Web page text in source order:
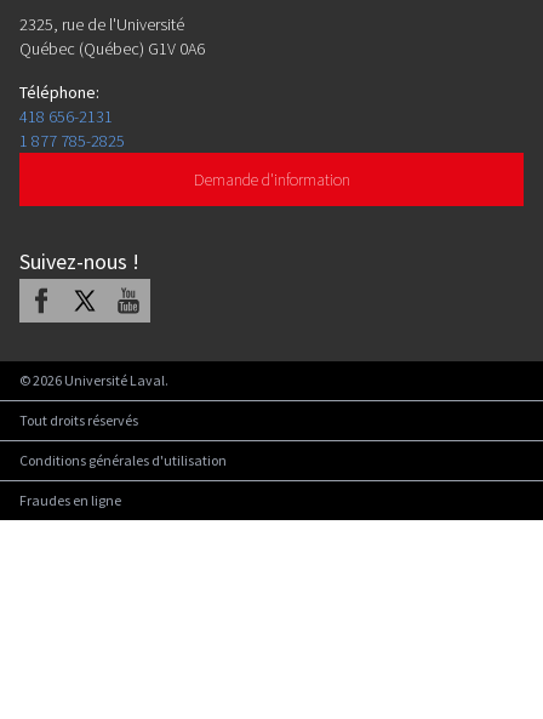
2325, rue de l'Université
Québec (Québec) G1V 0A6
Téléphone:
418 656-2131
1 877 785-2825
Demande d'information
Suivez-nous !
Facebook Youtube
©2026 Université Laval.
Tout droits réservés
Conditions générales d'utilisation
Fraudes en ligne